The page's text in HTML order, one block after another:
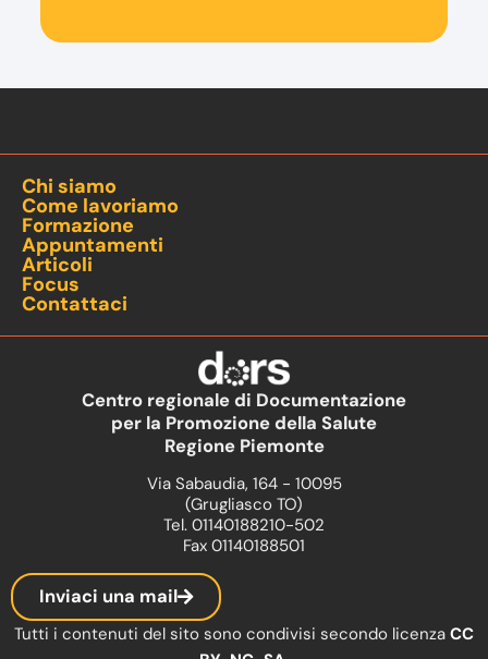
Chi siamo
Come lavoriamo
Formazione
Appuntamenti
Articoli
Focus
Contattaci
Centro regionale di Documentazione
per la Promozione della Salute
Regione Piemonte
Via Sabaudia, 164 - 10095
(Grugliasco TO)
Tel. 01140188210-502
Fax 01140188501
Inviaci una mail
Tutti i contenuti del sito sono condivisi secondo licenza CC